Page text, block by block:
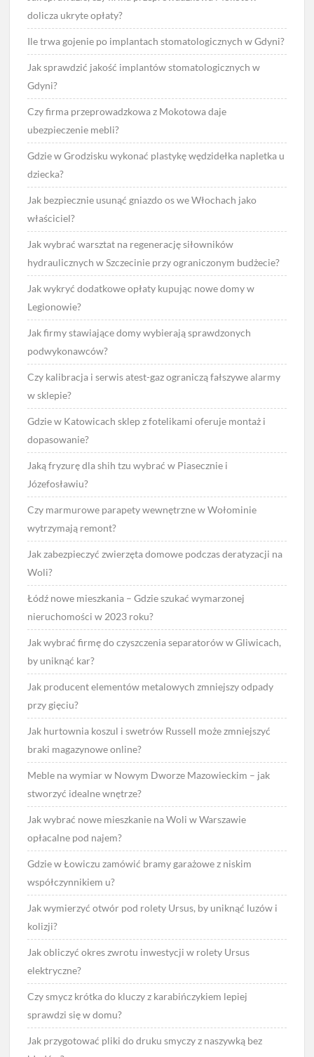
dolicza ukryte opłaty?
Ile trwa gojenie po implantach stomatologicznych w Gdyni?
Jak sprawdzić jakość implantów stomatologicznych w
Gdyni?
Czy firma przeprowadzkowa z Mokotowa daje
ubezpieczenie mebli?
Gdzie w Grodzisku wykonać plastykę wędzidełka napletka u
dziecka?
Jak bezpiecznie usunąć gniazdo os we Włochach jako
właściciel?
Jak wybrać warsztat na regenerację siłowników
hydraulicznych w Szczecinie przy ograniczonym budżecie?
Jak wykryć dodatkowe opłaty kupując nowe domy w
Legionowie?
Jak firmy stawiające domy wybierają sprawdzonych
podwykonawców?
Czy kalibracja i serwis atest-gaz ograniczą fałszywe alarmy
w sklepie?
Gdzie w Katowicach sklep z fotelikami oferuje montaż i
dopasowanie?
Jaką fryzurę dla shih tzu wybrać w Piasecznie i
Józefosławiu?
Czy marmurowe parapety wewnętrzne w Wołominie
wytrzymają remont?
Jak zabezpieczyć zwierzęta domowe podczas deratyzacji na
Woli?
Łódź nowe mieszkania – Gdzie szukać wymarzonej
nieruchomości w 2023 roku?
Jak wybrać firmę do czyszczenia separatorów w Gliwicach,
by uniknąć kar?
Jak producent elementów metalowych zmniejszy odpady
przy gięciu?
Jak hurtownia koszul i swetrów Russell może zmniejszyć
braki magazynowe online?
Meble na wymiar w Nowym Dworze Mazowieckim – jak
stworzyć idealne wnętrze?
Jak wybrać nowe mieszkanie na Woli w Warszawie
opłacalne pod najem?
Gdzie w Łowiczu zamówić bramy garażowe z niskim
współczynnikiem u?
Jak wymierzyć otwór pod rolety Ursus, by uniknąć luzów i
kolizji?
Jak obliczyć okres zwrotu inwestycji w rolety Ursus
elektryczne?
Czy smycz krótka do kluczy z karabińczykiem lepiej
sprawdzi się w domu?
Jak przygotować pliki do druku smyczy z naszywką bez